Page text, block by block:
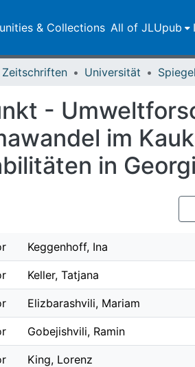
& Collections All of JLUpub
Zeitschriften Universität
-
im
in
Keggenhoff, Ina
Keller, Tatjana
Elizbarashvili, Mariam
Gobejishvili, Ramin
King, Lorenz